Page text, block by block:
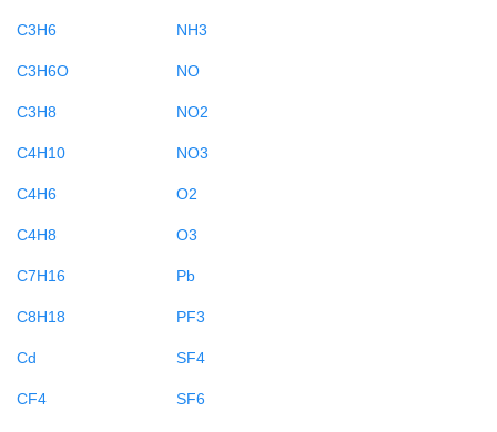
C3H6
C3H6O
C3H8
C4H10
C4H6
C4H8
C7H16
C8H18
Cd
CF4
NH3
NO
NO2
NO3
O2
O3
Pb
PF3
SF4
SF6